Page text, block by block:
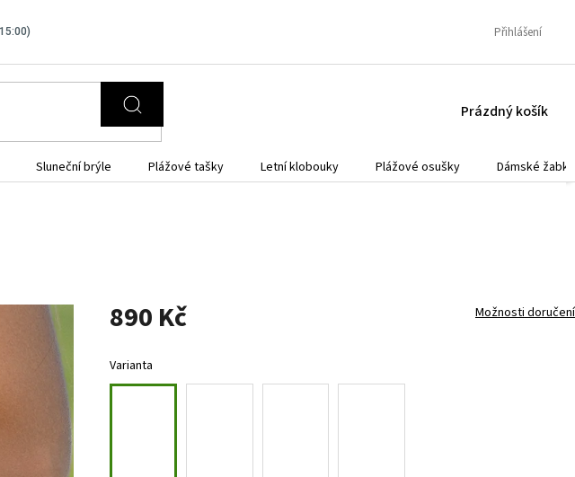
Přihlášení
NÁKUPNÍ
Prázdný košík
Sluneční brýle Plážové tašky Letní klobouky Plážové osušky
Dámské žabky
890 Kč
cena:
Možnosti doručení
Varianta